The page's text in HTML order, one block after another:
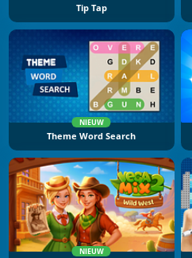
Tip Tap
NIEUW
Theme Word Search
NIEUW